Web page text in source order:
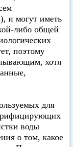
и могут иметь
либо общей
поэтому
хотя
для
воды
о том, какое